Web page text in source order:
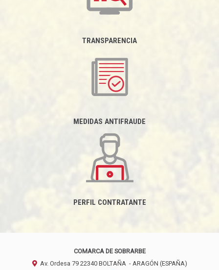
TRANSPARENCIA
MEDIDAS ANTIFRAUDE
PERFIL CONTRATANTE
COMARCA DE SOBRARBE
Av. Ordesa 79 22340 BOLTAÑA - ARAGÓN (ESPAÑA)